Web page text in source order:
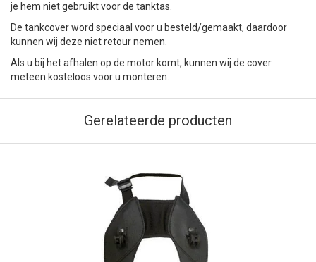
je hem niet gebruikt voor de tanktas.
De tankcover word speciaal voor u besteld/gemaakt, daardoor
kunnen wij deze niet retour nemen.
Als u bij het afhalen op de motor komt, kunnen wij de cover
meteen kosteloos voor u monteren.
Gerelateerde producten